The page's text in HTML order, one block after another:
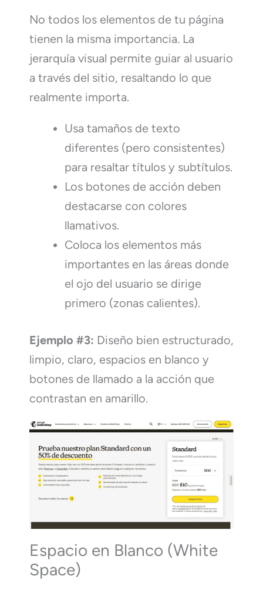
No todos los elementos de tu página
tienen la misma importancia. La
jerarquía visual permite guiar al usuario
a través del sitio, resaltando lo que
realmente importa.
Usa tamaños de texto
diferentes (pero consistentes)
para resaltar títulos y subtítulos.
Los botones de acción deben
destacarse con colores
llamativos.
Coloca los elementos más
importantes en las áreas donde
el ojo del usuario se dirige
primero (zonas calientes).
Ejemplo #3: Diseño bien estructurado,
limpio, claro, espacios en blanco y
botones de llamado a la acción que
contrastan en amarillo.
Espacio en Blanco (White
Space)